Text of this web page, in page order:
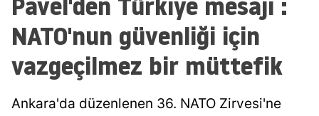
Amasya
Antalya
Artvin
NATO'nun güvenliği için
vazgeçilmez bir müttefik
Ankara'da düzenlenen 36. NATO Zirvesi'ne